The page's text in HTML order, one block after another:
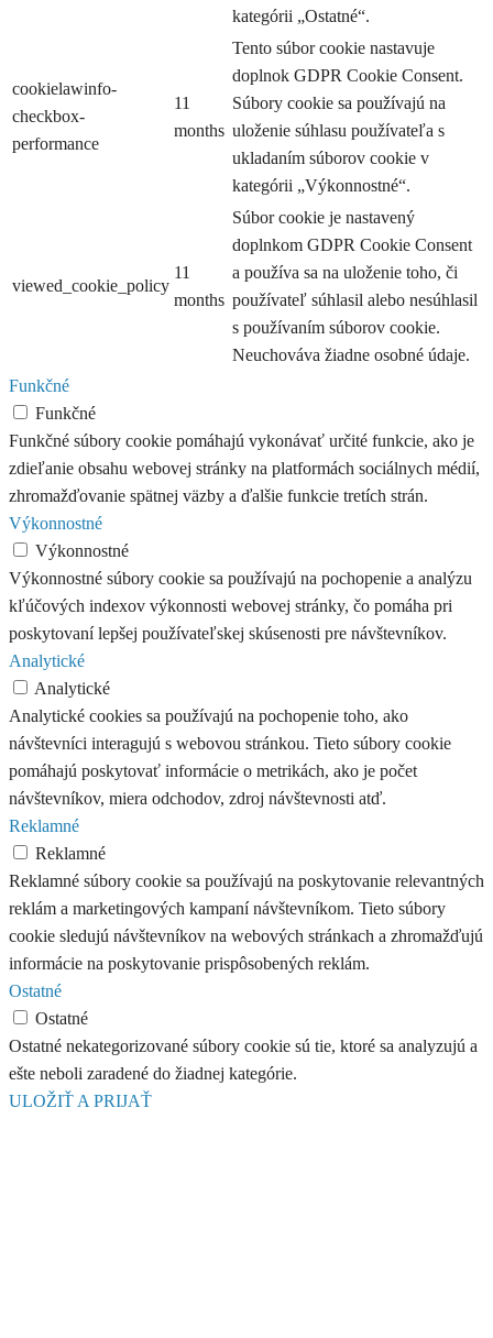
kategórii „Ostatné“.
cookielawinfo-
checkbox-
performance
11
months
Tento súbor cookie nastavuje
doplnok GDPR Cookie Consent.
Súbory cookie sa používajú na
uloženie súhlasu používateľa s
ukladaním súborov cookie v
kategórii „Výkonnostné“.
viewed_cookie_policy
11
months
Súbor cookie je nastavený
doplnkom GDPR Cookie Consent
a používa sa na uloženie toho, či
používateľ súhlasil alebo nesúhlasil
s používaním súborov cookie.
Neuchováva žiadne osobné údaje.
Funkčné
Funkčné
Funkčné súbory cookie pomáhajú vykonávať určité funkcie, ako je
zdieľanie obsahu webovej stránky na platformách sociálnych médií,
zhromažďovanie spätnej väzby a ďalšie funkcie tretích strán.
Výkonnostné
Výkonnostné
Výkonnostné súbory cookie sa používajú na pochopenie a analýzu
kľúčových indexov výkonnosti webovej stránky, čo pomáha pri
poskytovaní lepšej používateľskej skúsenosti pre návštevníkov.
Analytické
Analytické
Analytické cookies sa používajú na pochopenie toho, ako
návštevníci interagujú s webovou stránkou. Tieto súbory cookie
pomáhajú poskytovať informácie o metrikách, ako je počet
návštevníkov, miera odchodov, zdroj návštevnosti atď.
Reklamné
Reklamné
Reklamné súbory cookie sa používajú na poskytovanie relevantných
reklám a marketingových kampaní návštevníkom. Tieto súbory
cookie sledujú návštevníkov na webových stránkach a zhromažďujú
informácie na poskytovanie prispôsobených reklám.
Ostatné
Ostatné
Ostatné nekategorizované súbory cookie sú tie, ktoré sa analyzujú a
ešte neboli zaradené do žiadnej kategórie.
ULOŽIŤ A PRIJAŤ